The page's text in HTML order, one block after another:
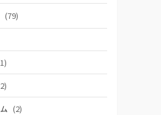
(79)
(2)